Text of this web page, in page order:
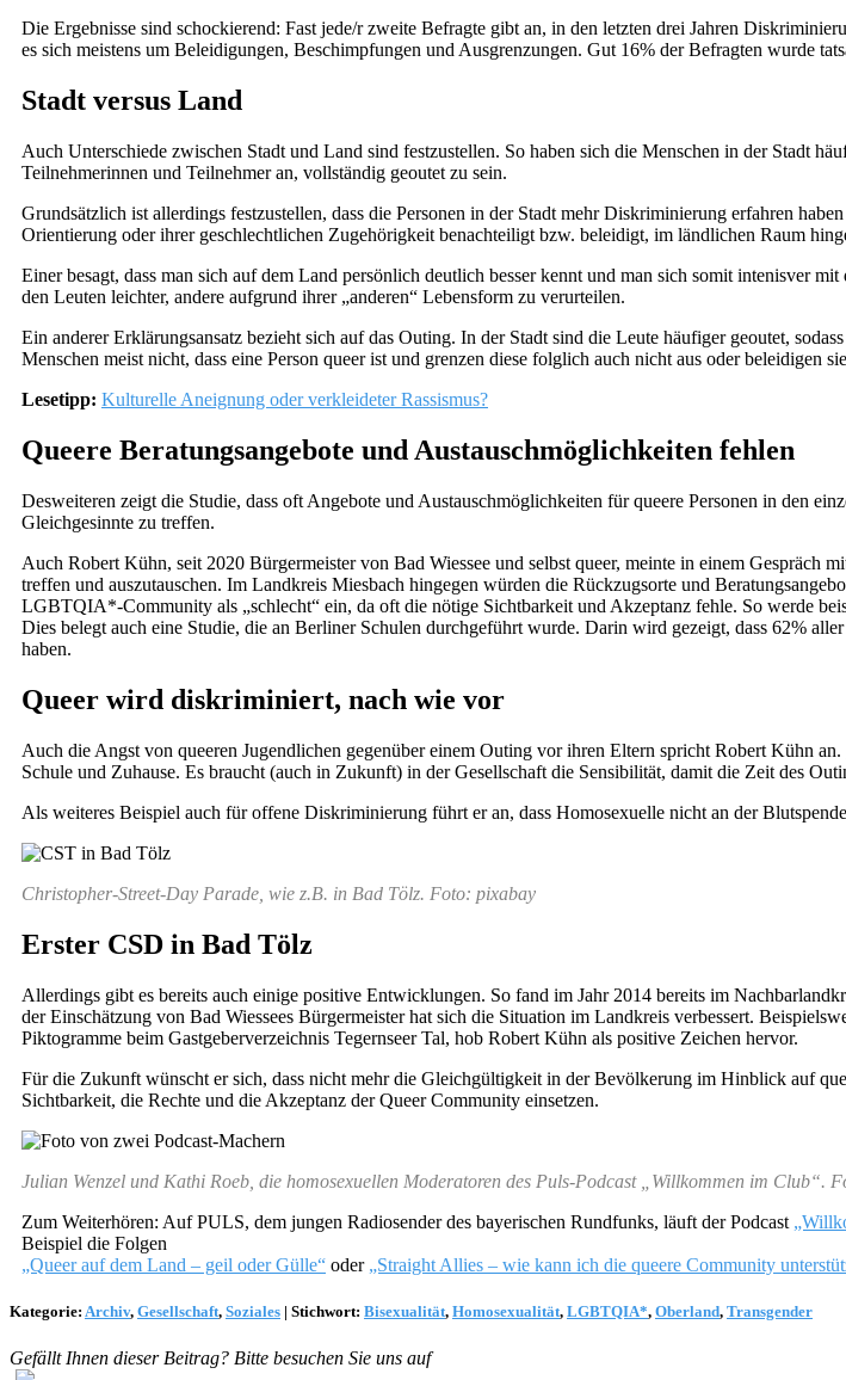
Die Ergebnisse sind schockierend: Fast jede/r zweite Befragte gibt an, in den letzten drei Jahren
es sich meistens um Beleidigungen, Beschimpfungen und Ausgrenzungen. Gut 16% der Befragten wurde
Stadt versus Land
Auch Unterschiede zwischen Stadt und Land sind festzustellen. So haben sich die Menschen in der Stadt
Teilnehmerinnen und Teilnehmer an, vollständig geoutet zu sein.
Grundsätzlich ist allerdings festzustellen, dass die Personen in der Stadt mehr Diskriminierung erfahren
Orientierung oder ihrer geschlechtlichen Zugehörigkeit benachteiligt bzw. beleidigt, im ländlichen Raum
Einer besagt, dass man sich auf dem Land persönlich deutlich besser kennt und man sich somit intenisver
den Leuten leichter, andere aufgrund ihrer „anderen“ Lebensform zu verurteilen.
Ein anderer Erklärungsansatz bezieht sich auf das Outing. In der Stadt sind die Leute häufiger geoutet,
Menschen meist nicht, dass eine Person queer ist und grenzen diese folglich auch nicht aus oder beleidigen
Lesetipp: Kulturelle Aneignung oder verkleideter Rassismus?
Queere Beratungsangebote und Austauschmöglichkeiten fehlen
Desweiteren zeigt die Studie, dass oft Angebote und Austauschmöglichkeiten für queere Personen in den
Gleichgesinnte zu treffen.
Auch Robert Kühn, seit 2020 Bürgermeister von Bad Wiessee und selbst queer, meinte in einem Gespräch
treffen und auszutauschen. Im Landkreis Miesbach hingegen würden die Rückzugsorte und
LGBTQIA*-Community als „schlecht“ ein, da oft die nötige Sichtbarkeit und Akzeptanz fehle. So werde
Dies belegt auch eine Studie, die an Berliner Schulen durchgeführt wurde. Darin wird gezeigt, dass 62%
haben.
Queer wird diskriminiert, nach wie vor
Auch die Angst von queeren Jugendlichen gegenüber einem Outing vor ihren Eltern spricht Robert Kühn
Schule und Zuhause. Es braucht (auch in Zukunft) in der Gesellschaft die Sensibilität, damit die Zeit des
Als weiteres Beispiel auch für offene Diskriminierung führt er an, dass Homosexuelle nicht an der
Christopher-Street-Day Parade, wie z.B. in Bad Tölz. Foto: pixabay
Erster CSD in Bad Tölz
Allerdings gibt es bereits auch einige positive Entwicklungen. So fand im Jahr 2014 bereits im
der Einschätzung von Bad Wiessees Bürgermeister hat sich die Situation im Landkreis verbessert.
Piktogramme beim Gastgeberverzeichnis Tegernseer Tal, hob Robert Kühn als positive Zeichen hervor.
Für die Zukunft wünscht er sich, dass nicht mehr die Gleichgültigkeit in der Bevölkerung im Hinblick auf
Sichtbarkeit, die Rechte und die Akzeptanz der Queer Community einsetzen.
Julian Wenzel und Kathi Roeb, die homosexuellen Moderatoren des Puls-Podcast „Willkommen im Club“.
Zum Weiterhören: Auf PULS, dem jungen Radiosender des bayerischen Rundfunks, läuft der Podcast
Beispiel die Folgen
„Queer auf dem Land – geil oder Gülle“ oder „Straight Allies – wie kann ich die queere Community
Kategorie: Archiv, Gesellschaft, Soziales | Stichwort: Bisexualität, Homosexualität, LGBTQIA*, Oberland, Transgender
Gefällt Ihnen dieser Beitrag? Bitte besuchen Sie uns auf